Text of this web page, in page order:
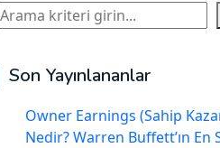
Ara
Son Yayınlananlar
Owner Earnings (Sahip
Nedir? Warren Buffett’ın En